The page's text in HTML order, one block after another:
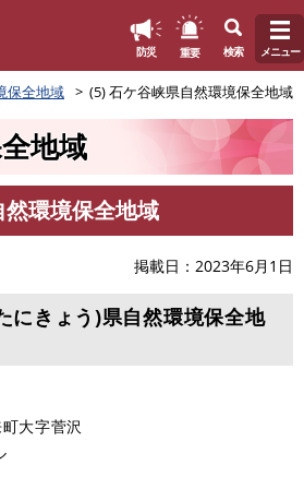
防災 重要 検索 メニュー
保全地域 (5) 石ケ谷峡県自然環境保全地域
地域
環境保全地域
掲載日 2023年6月1日
にきょう)県自然環境保全地
大字菅沢